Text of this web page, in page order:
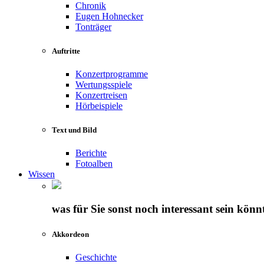
Chronik
Eugen Hohnecker
Tonträger
Auftritte
Konzertprogramme
Wertungsspiele
Konzertreisen
Hörbeispiele
Text und Bild
Berichte
Fotoalben
Wissen
was für Sie sonst noch interessant sein
Akkordeon
Geschichte